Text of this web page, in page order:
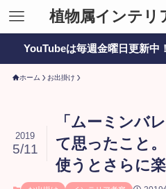
植物属インテリ
YouTubeは毎週金曜日更新中！
ホーム お出掛け
「ムーミンバ
て思ったこと
使うとさらに楽
2019
5/11